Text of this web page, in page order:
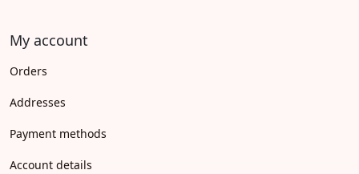
My account
Orders
Addresses
Payment methods
Account details